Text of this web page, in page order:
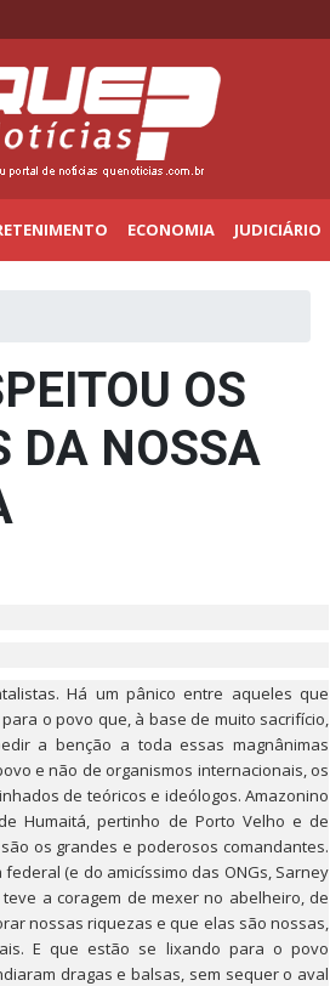
ECONOMIA JUDICIÁRIO
OS
DA NOSSA
Há um pânico entre aqueles que
o povo que, à base de muito sacrifício,
a benção a toda essas magnânimas
e não de organismos internacionais, os
de teóricos e ideólogos. Amazonino
Humaitá, pertinho de Porto Velho e de
os grandes e poderosos comandantes.
(e do amicíssimo das ONGs, Sarney
a coragem de mexer no abelheiro, de
nossas riquezas e que elas são nossas,
E que estão se lixando para o povo
dragas e balsas, sem sequer o aval